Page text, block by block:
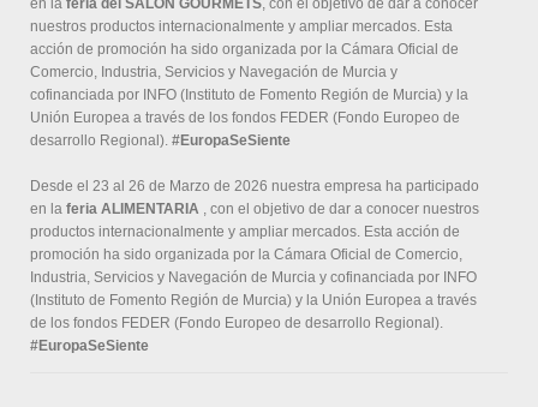
en la feria del SALÓN GOURMETS, con el objetivo de dar a conocer
nuestros productos internacionalmente y ampliar mercados. Esta
acción de promoción ha sido organizada por la Cámara Oficial de
Comercio, Industria, Servicios y Navegación de Murcia y
cofinanciada por INFO (Instituto de Fomento Región de Murcia) y la
Unión Europea a través de los fondos FEDER (Fondo Europeo de
desarrollo Regional). #EuropaSeSiente
Desde el 23 al 26 de Marzo de 2026 nuestra empresa ha participado
en la feria ALIMENTARIA , con el objetivo de dar a conocer nuestros
productos internacionalmente y ampliar mercados. Esta acción de
promoción ha sido organizada por la Cámara Oficial de Comercio,
Industria, Servicios y Navegación de Murcia y cofinanciada por INFO
(Instituto de Fomento Región de Murcia) y la Unión Europea a través
de los fondos FEDER (Fondo Europeo de desarrollo Regional).
#EuropaSeSiente